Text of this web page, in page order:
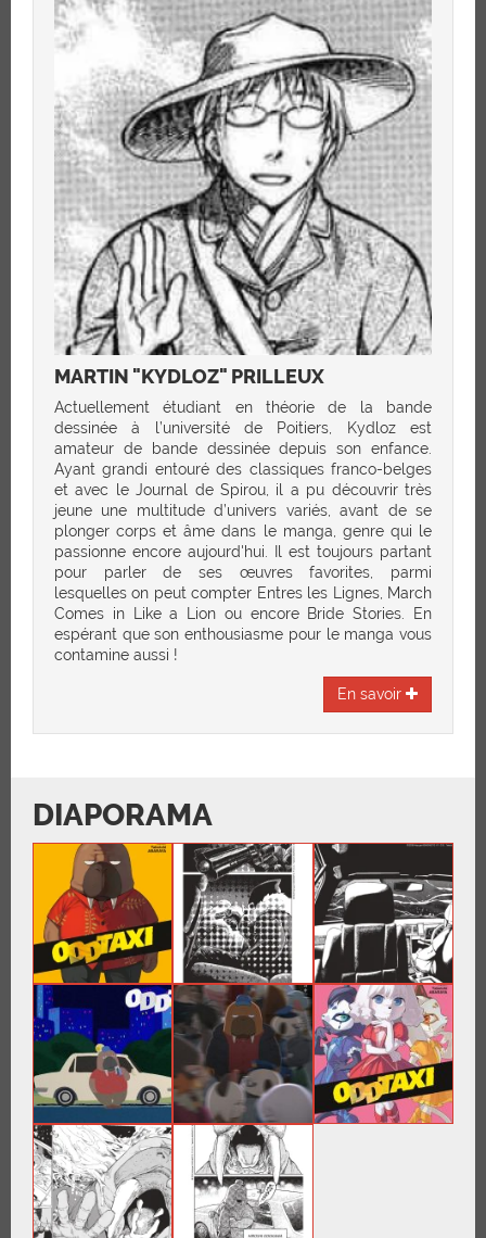
MARTIN "KYDLOZ" PRILLEUX
Actuellement étudiant en théorie de la bande
dessinée à l’université de Poitiers, Kydloz est
amateur de bande dessinée depuis son enfance.
Ayant grandi entouré des classiques franco-belges
et avec le Journal de Spirou, il a pu découvrir très
jeune une multitude d’univers variés, avant de se
plonger corps et âme dans le manga, genre qui le
passionne encore aujourd'hui. Il est toujours partant
pour parler de ses œuvres favorites, parmi
lesquelles on peut compter Entres les Lignes, March
Comes in Like a Lion ou encore Bride Stories. En
espérant que son enthousiasme pour le manga vous
contamine aussi !
En savoir
DIAPORAMA